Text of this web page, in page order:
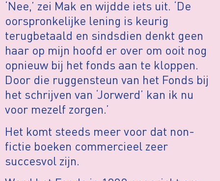
‘Nee,’ zei Mak en wijdde iets uit. ‘De
oorspronkelijke lening is keurig
terugbetaald en sindsdien denkt geen
haar op mijn hoofd er over om ooit nog
opnieuw bij het fonds aan te kloppen.
Door die ruggensteun van het Fonds bij
het schrijven van ‘Jorwerd’ kan ik nu
voor mezelf zorgen.’
Het komt steeds meer voor dat non-
fictie boeken commercieel zeer
succesvol zijn.